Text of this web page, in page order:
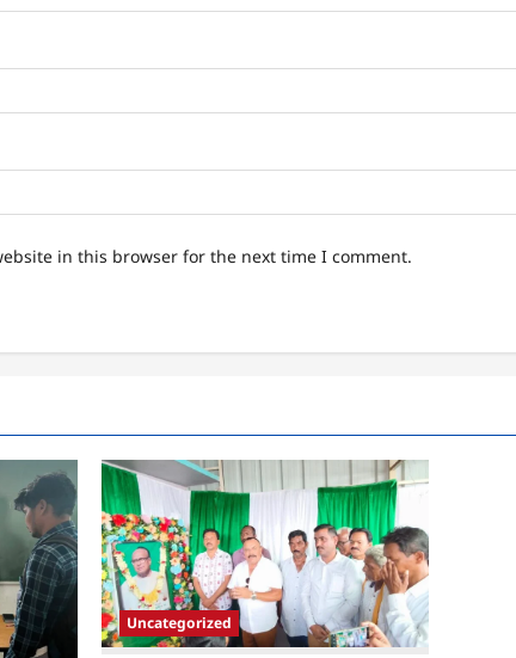
in this browser for the next time I comment.
Uncategorized